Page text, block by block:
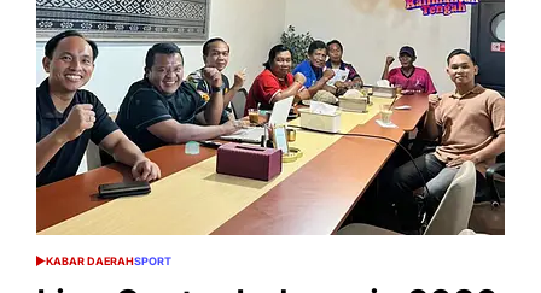
ISL
Kalteng
2026
Resmi
Diumumkan
POSTED
KABAR DAERAHSPORT